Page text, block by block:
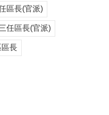
區長(官派)
任區長(官派)
長